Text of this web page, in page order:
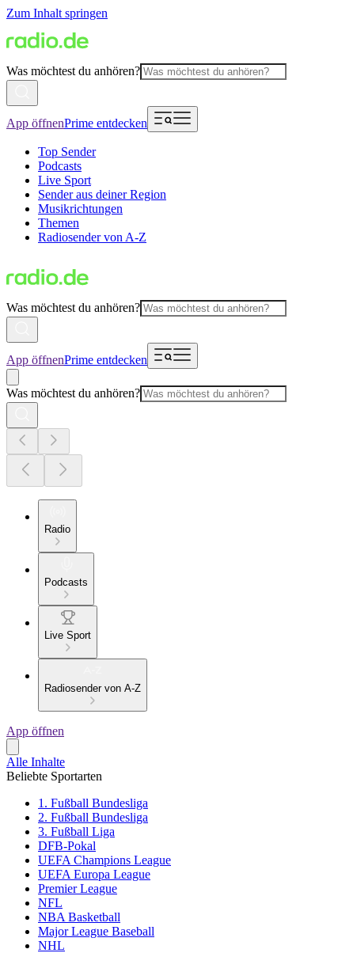
Zum Inhalt springen
Was möchtest du anhören?
App öffnenPrime entdecken
Top Sender
Podcasts
Live Sport
Sender aus deiner Region
Musikrichtungen
Themen
Radiosender von A-Z
Was möchtest du anhören?
App öffnenPrime entdecken
Was möchtest du anhören?
Radio
Podcasts
Live Sport
Radiosender von A-Z
App öffnen
Alle Inhalte
Beliebte Sportarten
1. Fußball Bundesliga
2. Fußball Bundesliga
3. Fußball Liga
DFB-Pokal
UEFA Champions League
UEFA Europa League
Premier League
NFL
NBA Basketball
Major League Baseball
NHL